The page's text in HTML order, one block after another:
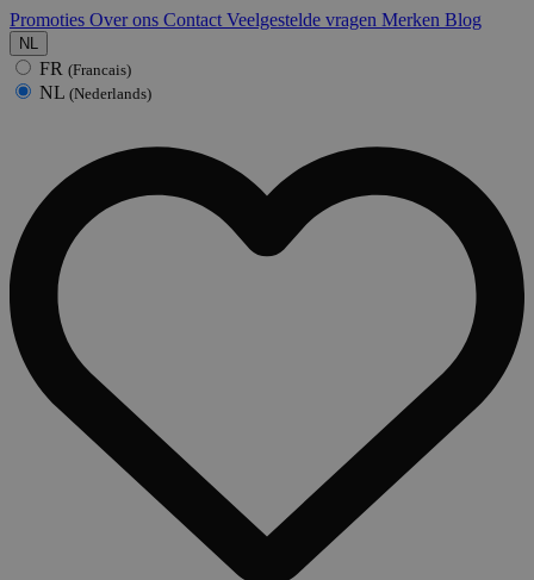
Promoties Over ons Contact Veelgestelde vragen Merken Blog
NL
FR (Francais)
NL (Nederlands)